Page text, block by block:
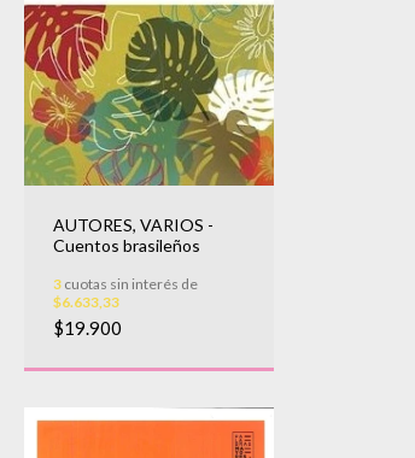
AUTORES, VARIOS -
Cuentos brasileños
3cuotas sin interés de
$6.633,33
$19.900